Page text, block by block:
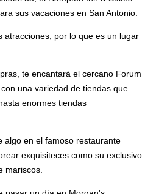
sus vacaciones en San Antonio.
atracciones, por lo que es un lugar
te encantará el cercano Forum
una variedad de tiendas que
enormes tiendas
algo en el famoso restaurante
exquisiteces como su exclusivo
mariscos.